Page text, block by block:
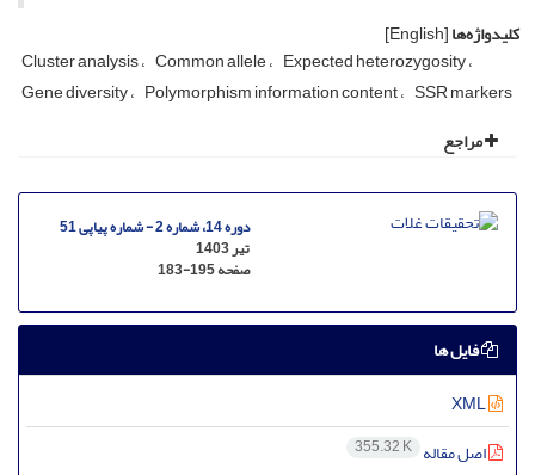
کلیدواژه‌ها[English]
Cluster analysis Common allele Expected heterozygosity
Gene diversity Polymorphism information content SSR markers
مراجع
دوره 14، شماره 2 - شماره پیاپی 51
تیر 1403
صفحه183-195
فایل ها
اصل مقاله 355.32 K